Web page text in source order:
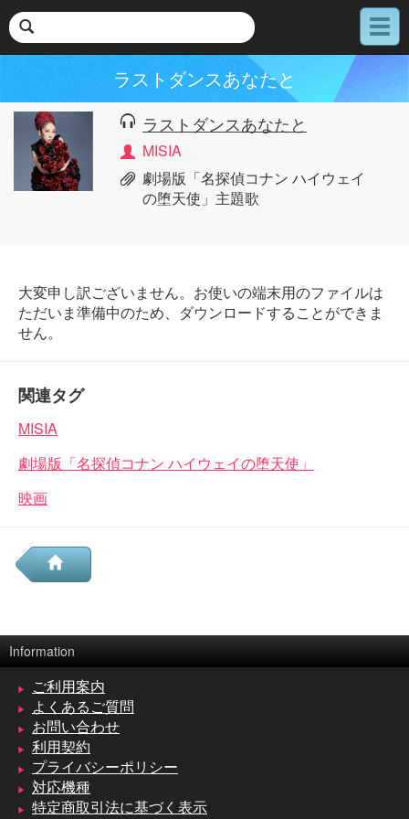
メ
ニ
ラストダンスあなたと
ラストダンスあなたと
MISIA
劇場版「名探偵コナン ハイウェイ
の堕天使」主題歌
大変申し訳ございません。お使いの端末用のファイルは
ただいま準備中のため、ダウンロードすることができま
せん。
関連タグ
MISIA
劇場版「名探偵コナン ハイウェイの堕天使」
映画
Information
ご利用案内
よくあるご質問
お問い合わせ
利用契約
プライバシーポリシー
対応機種
特定商取引法に基づく表示